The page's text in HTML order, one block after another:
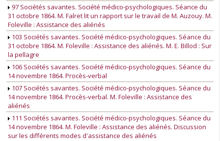
97 Sociétés savantes. Société médico-psychologiques. Séance du
31 octobre 1864. M. Falret lit un rapport sur le travail de M. Auzouy. M.
Foleville : Assistance des aliénés
103 Sociétés savantes. Société médico-psychologiques. Séance du
31 octobre 1864. M. Foleville : Assistance des aliénés. M. E. Billod : Sur
la pellagre
106 Sociétés savantes. Société médico-psychologiques. Séance du
14 novembre 1864. Procès-verbal
107 Sociétés savantes. Société médico-psychologiques. Séance du
14 novembre 1864. Procès-verbal. M. Foleville : Assistance des
aliénés
111 Sociétés savantes. Société médico-psychologiques. Séance du
14 novembre 1864. M. Foleville : Assistance des aliénés. Discussion
sur les différents modes d'assistance des aliénés